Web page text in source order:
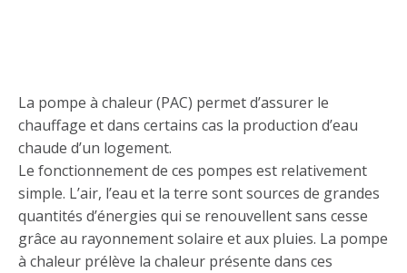
La pompe à chaleur (PAC) permet d’assurer le
chauffage et dans certains cas la production d’eau
chaude d’un logement.
Le fonctionnement de ces pompes est relativement
simple. L’air, l’eau et la terre sont sources de grandes
quantités d’énergies qui se renouvellent sans cesse
grâce au rayonnement solaire et aux pluies. La pompe
à chaleur prélève la chaleur présente dans ces